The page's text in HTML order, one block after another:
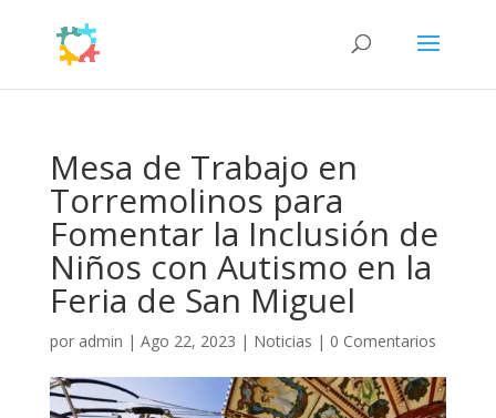
Mesa de Trabajo en
Torremolinos para
Fomentar la Inclusión de
Niños con Autismo en la
Feria de San Miguel
por admin | Ago 22, 2023 | Noticias | 0 Comentarios